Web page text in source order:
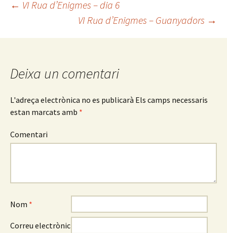
o
ar
te
Navegació
pels
articles
← VI Rua d’Enigmes – dia 6
VI Rua d’Enigmes – Guanyadors →
Deixa un comentari
L'adreça electrònica no es publicarà Els camps necessaris
estan marcats amb *
Comentari
Nom *
Correu electrònic